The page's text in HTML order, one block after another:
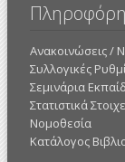
Ανακοινώσεις /
Συλλογικές
Σεμινάρια
Στατιστικά
Νομοθεσία
Κατάλογος